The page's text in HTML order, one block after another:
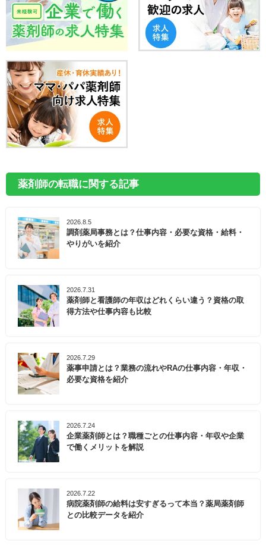
薬剤師の転職に関する記事
2026.8.5
調剤薬局事務とは？仕事内容・必要な資格・給料・
やりがいを紹介
2026.7.31
薬剤師と看護師の年収はどれくらい違う？資格の取
得方法や仕事内容も比較
2026.7.29
薬事申請とは？業務の流れやRAの仕事内容・年収・
必要な資格を紹介
2026.7.24
企業薬剤師とは？職種ごとの仕事内容・年収や企業
で働くメリットを解説
2026.7.22
病院薬剤師の給料は安すぎるって本当？薬局薬剤師
との比較データを紹介